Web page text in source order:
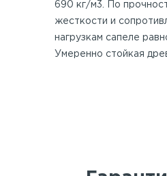
690 кг/м3. По
жесткости и
нагрузкам сапеле
Умеренно стойкая